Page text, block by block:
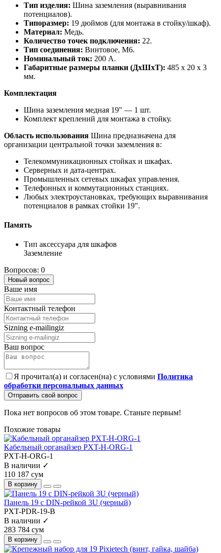
Тип изделия: Шина заземления (выравнивания
потенциалов).
Типоразмер: 19 дюймов (для монтажа в стойку/шкаф).
Материал: Медь.
Количество точек подключения: 22.
Тип соединения: Винтовое, М6.
Номинальный ток: 200 А.
Габаритные размеры планки (ДхШхТ): 485 x 20 x 3
мм.
Комплектация
Шина заземления медная 19" — 1 шт.
Комплект креплений для монтажа в стойку.
Область использования Шина предназначена для
организации центральной точки заземления в:
Телекоммуникационных стойках и шкафах.
Серверных и дата-центрах.
Промышленных сетевых шкафах управления.
Телефонных и коммутационных станциях.
Любых электроустановках, требующих выравнивания
потенциалов в рамках стойки 19".
Память
Тип аксессуара для шкафов
Заземление
Вопросов: 0
Новый вопрос
Ваше имя
Контактный телефон
Sizning e-mailingiz
Ваш вопрос
Я прочитал(а) и согласен(на) с условиями Политика
обработки персональных данных
Отправить свой вопрос
Пока нет вопросов об этом товаре. Станьте первым!
Похожие товары
Кабельный органайзер PXT-H-ORG-1
PXT-H-ORG-1
В наличии ✓
110 187 сум
В корзину
Панель 19 с DIN-рейкой 3U (черный)
PXT-PDR-19-B
В наличии ✓
283 784 сум
В корзину